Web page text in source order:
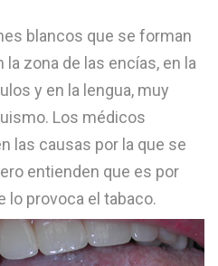
blancos que se forman
la zona de las encías, en la
y en la lengua, muy
Los médicos
las causas por la que se
entienden que es por
lo provoca el tabaco.